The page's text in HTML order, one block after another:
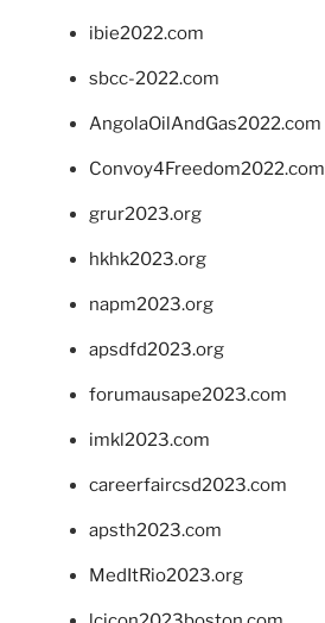
ibie2022.com
sbcc-2022.com
AngolaOilAndGas2022.com
Convoy4Freedom2022.com
grur2023.org
hkhk2023.org
napm2023.org
apsdfd2023.org
forumausape2023.com
imkl2023.com
careerfaircsd2023.com
apsth2023.com
MedItRio2023.org